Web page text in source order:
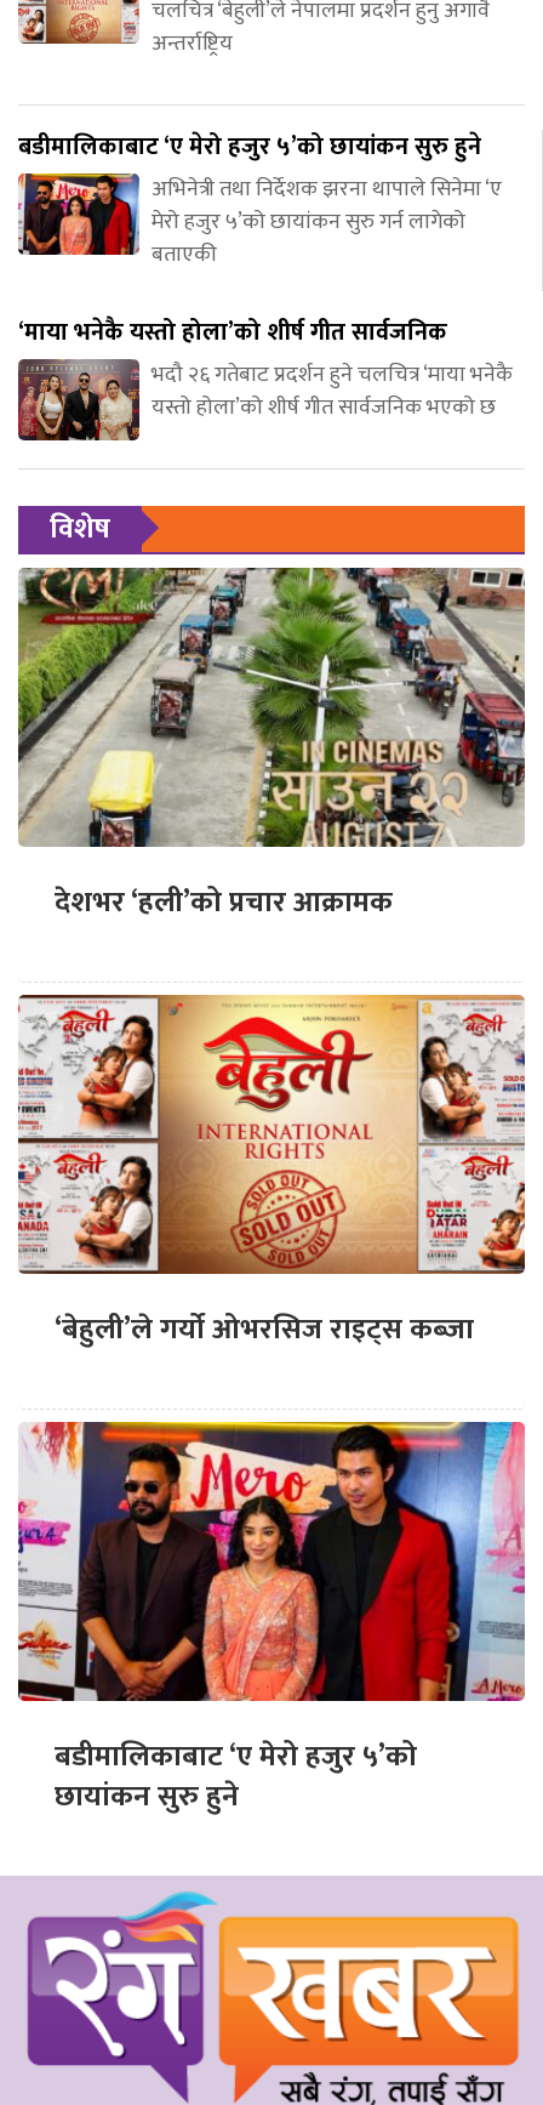
चलचित्र ‘बेहुली’ले नेपालमा प्रदर्शन हुनु अगावै
अन्तर्राष्ट्रिय
बडीमालिकाबाट ‘ए मेरो हजुर ५’को छायांकन सुरु हुने
अभिनेत्री तथा निर्देशक झरना थापाले सिनेमा ‘ए
मेरो हजुर ५’को छायांकन सुरु गर्न लागेको
बताएकी
‘माया भनेकै यस्तो होला’को शीर्ष गीत सार्वजनिक
भदौ २६ गतेबाट प्रदर्शन हुने चलचित्र ‘माया भनेकै
यस्तो होला’को शीर्ष गीत सार्वजनिक भएको छ
विशेष
देशभर ‘हली’को प्रचार आक्रामक
‘बेहुली’ले गर्यो ओभरसिज राइट्स कब्जा
बडीमालिकाबाट ‘ए मेरो हजुर ५’को
छायांकन सुरु हुने